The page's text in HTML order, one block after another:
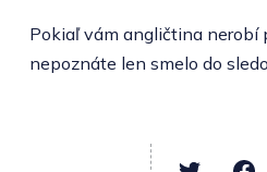
Pokiaľ vám angličtina nerobí
nepoznáte len smelo do